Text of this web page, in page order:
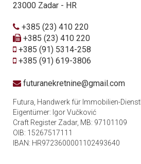
23000 Zadar - HR
+385 (23) 410 220
+385 (23) 410 220
+385 (91) 5314-258
+385 (91) 619-3806
futuranekretnine@gmail.com
Futura, Handwerk für Immobilien-
Eigentümer: Igor Vučković
Craft Register Zadar, MB: 97101109
OIB: 15267517111
IBAN: HR9723600001102493640